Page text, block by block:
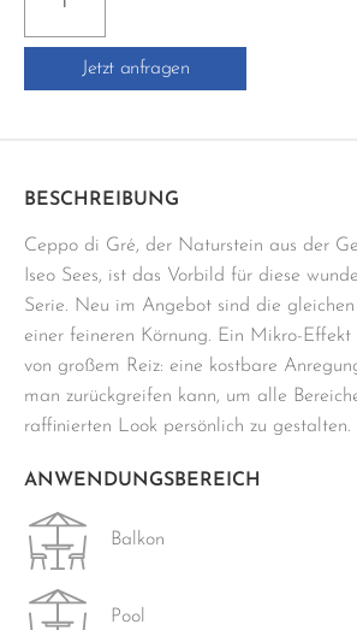
NORR
ST.
(EVO2)
Menge
Jetzt anfragen
BESCHREIBUNG
Ceppo di Gré, der Naturstein aus der
Iseo Sees, ist das Vorbild für diese
Serie. Neu im Angebot sind die
einer feineren Körnung. Ein Mikro-Effekt
von großem Reiz: eine kostbare
man zurückgreifen kann, um alle
raffinierten Look persönlich zu gestalten.
ANWENDUNGSBEREICH
Balkon
Pool